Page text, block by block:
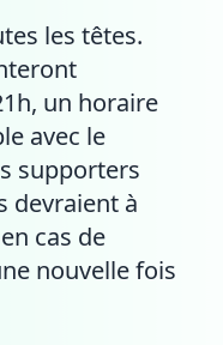
les têtes.
un horaire
avec le
supporters
devraient à
cas de
nouvelle fois